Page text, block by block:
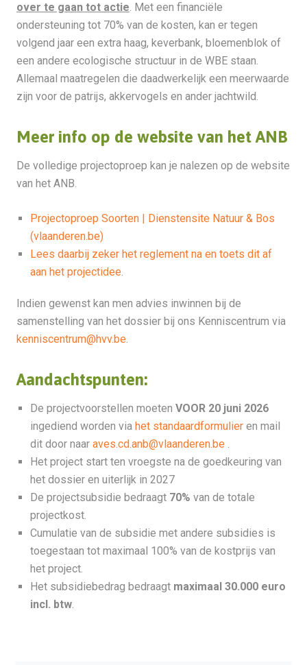
over te gaan tot actie. Met een financiële
ondersteuning tot 70% van de kosten, kan er tegen
volgend jaar een extra haag, keverbank, bloemenblok of
een andere ecologische structuur in de WBE staan.
Allemaal maatregelen die daadwerkelijk een meerwaarde
zijn voor de patrijs, akkervogels en ander jachtwild.
Meer info op de website van het ANB
De volledige projectoproep kan je nalezen op de website
van het ANB.
Projectoproep Soorten | Dienstensite Natuur & Bos
(vlaanderen.be)
Lees daarbij zeker het reglement na en toets dit af
aan het projectidee.
Indien gewenst kan men advies inwinnen bij de
samenstelling van het dossier bij ons Kenniscentrum via
kenniscentrum@hvv.be.
Aandachtspunten:
De projectvoorstellen moeten VOOR 20 juni 2026
ingediend worden via het standaardformulieren mail
dit door naar aves.cd.anb@vlaanderen.be.
Het project start ten vroegste na de goedkeuring van
het dossier en uiterlijk in 2027
De projectsubsidie bedraagt 70% van de totale
projectkost.
Cumulatie van de subsidie met andere subsidies is
toegestaan tot maximaal 100% van de kostprijs van
het project.
Het subsidiebedrag bedraagt maximaal 30.000 euro
incl. btw.